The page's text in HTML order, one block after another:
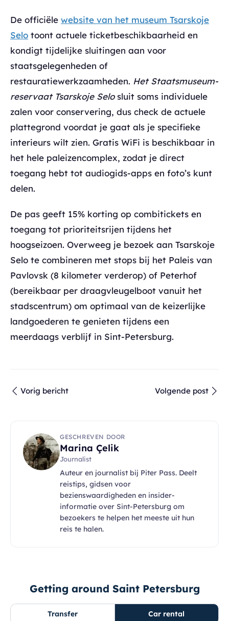
De officiële website van het museum Tsarskoje
Selo toont actuele ticketbeschikbaarheid en
kondigt tijdelijke sluitingen aan voor
staatsgelegenheden of
restauratiewerkzaamheden. Het Staatsmuseum-
reservaat Tsarskoje Selosluit soms individuele
zalen voor conservering, dus check de actuele
plattegrond voordat je gaat als je specifieke
interieurs wilt zien. Gratis WiFi is beschikbaar in
het hele paleizencomplex, zodat je direct
toegang hebt tot audiogids-apps en foto’s kunt
delen.
De pas geeft 15% korting op combitickets en
toegang tot prioriteitsrijen tijdens het
hoogseizoen. Overweeg je bezoek aan Tsarskoje
Selo te combineren met stops bij het Paleis van
Pavlovsk (8 kilometer verderop) of Peterhof
(bereikbaar per draagvleugelboot vanuit het
stadscentrum) om optimaal van de keizerlijke
landgoederen te genieten tijdens een
meerdaags verblijf in Sint-Petersburg.
Vorig bericht Volgende post
GESCHREVEN DOOR
Marina Çelik
Journalist
Auteur en journalist bij Piter Pass. Deelt
reistips, gidsen voor
bezienswaardigheden en insider-
informatie over Sint-Petersburg om
bezoekers te helpen het meeste uit hun
reis te halen.
Getting around Saint Petersburg
Transfer Car rental